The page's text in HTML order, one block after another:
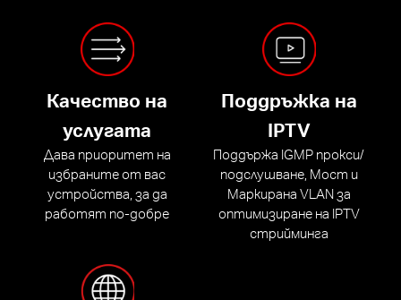
Качество на
услугата
Дава приоритет на
избраните от вас
устройства, за да
работят по-добре
Поддръжка на
IPTV
Поддържа IGMP прокси/
подслушване, Мост и
Маркирана VLAN за
оптимизиране на IPTV
стрийминга